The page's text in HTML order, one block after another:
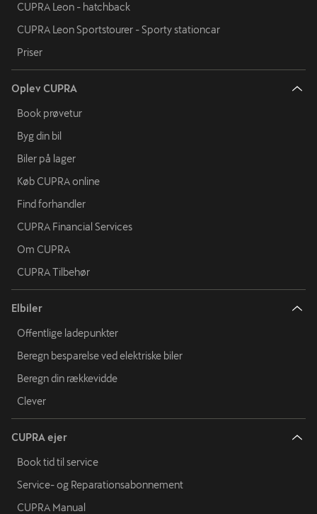
CUPRA Leon - hatchback
CUPRA Leon Sportstourer - Sporty stationcar
Priser
Oplev CUPRA
Book prøvetur
Byg din bil
Biler på lager
Køb CUPRA online
Find forhandler
CUPRA Financial Services
Om CUPRA
CUPRA Tilbehør
Elbiler
Offentlige ladepunkter
Beregn besparelse ved elektriske biler
Beregn din rækkevidde
Clever
CUPRA ejer
Book tid til service
Service- og Reparationsabonnement
CUPRA Manual